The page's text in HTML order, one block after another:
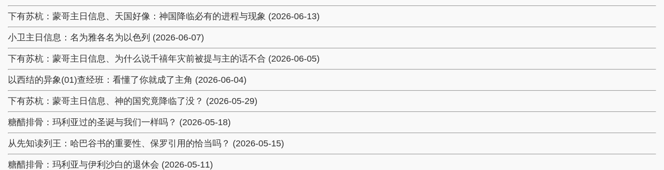
下有苏杭：蒙哥主日信息、天国好像：神国降临必有的进程与现象 (2026-06-13)
小卫主日信息：名为雅各名为以色列 (2026-06-07)
下有苏杭：蒙哥主日信息、为什么说千禧年灾前被提与主的话不合 (2026-06-05)
以西结的异象(01)查经班：看懂了你就成了主角 (2026-06-04)
下有苏杭：蒙哥主日信息、神的国究竟降临了没？ (2026-05-29)
糖醋排骨：玛利亚过的圣诞与我们一样吗？ (2026-05-18)
从先知读列王：哈巴谷书的重要性、保罗引用的恰当吗？ (2026-05-15)
糖醋排骨：玛利亚与伊利沙白的退休会 (2026-05-11)